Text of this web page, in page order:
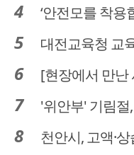
‘안전모를 착용
대전교육청 교육국
[현장에서 만난 사람]세계 최
'위안부' 기림절, 세종
천안시, 고액·상습